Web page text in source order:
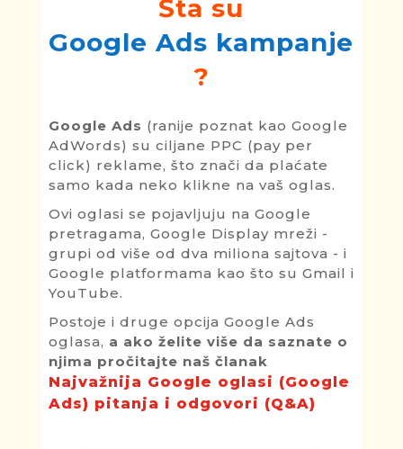
Šta su
Google Ads kampanje
?
Google Ads (ranije poznat kao Google
AdWords) su ciljane PPC (pay per
click) reklame, što znači da plaćate
samo kada neko klikne na vaš oglas.
Ovi oglasi se pojavljuju na Google
pretragama, Google Display mreži -
grupi od više od dva miliona sajtova - i
Google platformama kao što su Gmail i
YouTube.
Postoje i druge opcija Google Ads
oglasa, a ako želite više da saznate o
njima pročitajte naš članak
Najvažnija Google oglasi (Google
Ads) pitanja i odgovori (Q&A)